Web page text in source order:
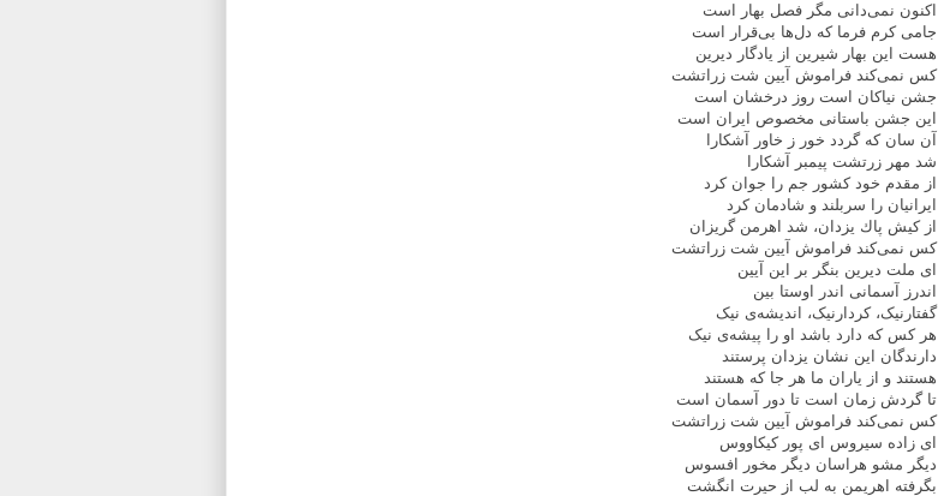
اكنون نمی‌دانی مگر فصل بهار است
جامی كرم فرما كه دل‌ها بی‌قرار است
هست اين بهار شيرين از يادگار ديرين
كس نمی‌كند فراموش آيين شت زراتشت
جشن نياكان است روز درخشان است
اين جشن باستانی مخصوص ايران است
آن سان كه گردد خور ز خاور آشكارا
شد مهر زرتشت پيمبر آشكارا
از مقدم خود كشور جم را جوان كرد
ايرانيان را سربلند و شادمان كرد
از كيش پاك يزدان‌، شد اهرمن گريزان
كس نمی‌كند فراموش آيين شت زراتشت
ای ملت ديرين بنگر بر اين آيين
اندرز آسمانی اندر اوستا بين
گفتارنيک، كردارنيک، انديشه‌ی نيک
هر كس كه دارد باشد او را پيشه‌ی نيک
دارندگان اين نشان يزدان پرستند
هستند و از ياران ما هر جا كه هستند
تا گردش زمان است تا دور آسمان است
كس نمی‌كند فراموش آيين شت زراتشت
ای زاده سيروس ای پور كيكاووس
ديگر مشو هراسان ديگر مخور افسوس
بگرفته اهريمن به لب از حيرت انگشت